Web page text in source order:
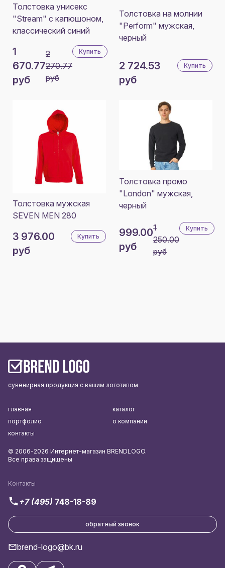
Толстовка унисекс
"Stream" с капюшоном,
классический синий
1
670.77
руб
2
270.77
руб
Купить
Толстовка на молнии
"Perform" мужская,
черный
2 724.53
руб
Купить
Толстовка мужская
SEVEN MEN 280
3 976.00
руб
Купить
Толстовка промо
"London" мужская,
черный
999.00
руб
1
250.00
руб
Купить
сувенирная продукция с вашим логотипом
Контакты
+7 (495) 748-18-89
обратный звонок
brend-logo@bk.ru
главная
каталог
портфолио
о компании
контакты
© 2006-2026 Интернет-магазин BRENDLOGO.
Все права защищены